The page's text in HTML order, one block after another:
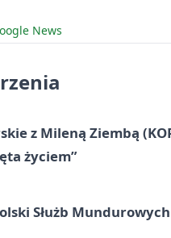
News
z Mileną Ziembą
życiem”
Służb